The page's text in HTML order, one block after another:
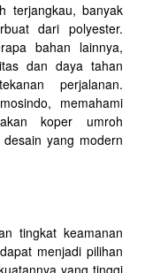
terjangkau, banyak
dari polyester.
bahan lainnya,
dan daya tahan
perjalanan.
memahami
koper umroh
yang modern
tingkat keamanan
menjadi pilihan